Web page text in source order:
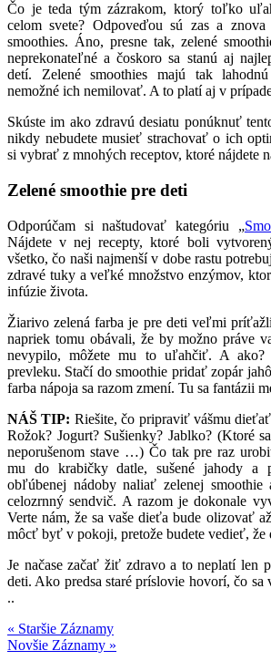
Čo je teda tým zázrakom, ktorý toľko
celom svete? Odpoveďou sú zas a znova
smoothies. Áno, presne tak, zelené
neprekonateľné a čoskoro sa stanú aj
detí. Zelené smoothies majú tak
nemožné ich nemilovať. A to platí aj v
Skúste im ako zdravú desiatu ponúknuť
nikdy nebudete musieť strachovať o ich
si vybrať z mnohých receptov, ktoré nájdete
Zelené smoothie pre deti
Odporúčam si naštudovať kategóriu „
Nájdete v nej recepty, ktoré boli
všetko, čo naši najmenší v dobe rastu
zdravé tuky a veľké množstvo enzýmov,
infúzie života.
Žiarivo zelená farba je pre deti veľmi
napriek tomu obávali, že by možno práve
nevypilo, môžete mu to uľahčiť. A ako?
prevleku. Stačí do smoothie pridať zopár
farba nápoja sa razom zmení. Tu sa fantázii
NÁŠ TIP: Riešite, čo pripraviť vášmu
Rožok? Jogurt? Sušienky? Jablko? (Ktoré
neporušenom stave …) Čo tak pre raz
mu do krabičky datle, sušené jahody a
obľúbenej nádoby naliať zelenej
celozrnný sendvič. A razom je dokonale
Verte nám, že sa vaše dieťa bude olizovať
môcť byť v pokoji, pretože budete vedieť, že
Je načase začať žiť zdravo a to neplatí len
deti. Ako predsa staré príslovie hovorí, čo
..
« Staršie Záznamy
Novšie Záznamy »